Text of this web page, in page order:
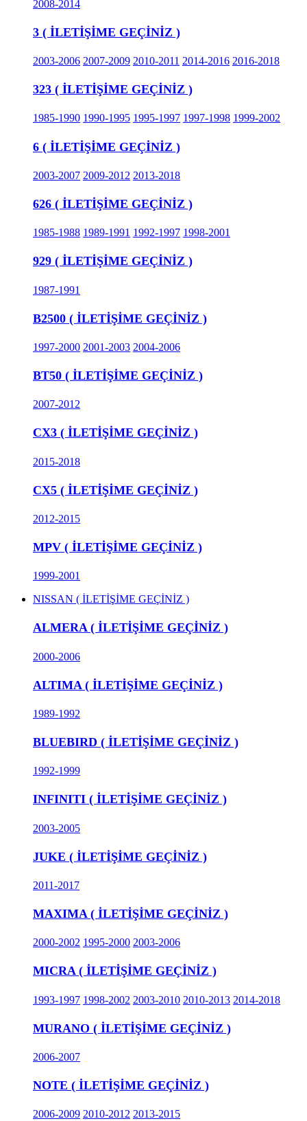
2008-2014
3 ( İLETİŞİME GEÇİNİZ )
2003-2006 2007-2009 2010-2011 2014-2016 2016-2018
323 ( İLETİŞİME GEÇİNİZ )
1985-1990 1990-1995 1995-1997 1997-1998 1999-2002
6 ( İLETİŞİME GEÇİNİZ )
2003-2007 2009-2012 2013-2018
626 ( İLETİŞİME GEÇİNİZ )
1985-1988 1989-1991 1992-1997 1998-2001
929 ( İLETİŞİME GEÇİNİZ )
1987-1991
B2500 ( İLETİŞİME GEÇİNİZ )
1997-2000 2001-2003 2004-2006
BT50 ( İLETİŞİME GEÇİNİZ )
2007-2012
CX3 ( İLETİŞİME GEÇİNİZ )
2015-2018
CX5 ( İLETİŞİME GEÇİNİZ )
2012-2015
MPV ( İLETİŞİME GEÇİNİZ )
1999-2001
NISSAN ( İLETİŞİME GEÇİNİZ )
ALMERA ( İLETİŞİME GEÇİNİZ )
2000-2006
ALTIMA ( İLETİŞİME GEÇİNİZ )
1989-1992
BLUEBIRD ( İLETİŞİME GEÇİNİZ )
1992-1999
INFINITI ( İLETİŞİME GEÇİNİZ )
2003-2005
JUKE ( İLETİŞİME GEÇİNİZ )
2011-2017
MAXIMA ( İLETİŞİME GEÇİNİZ )
2000-2002 1995-2000 2003-2006
MICRA ( İLETİŞİME GEÇİNİZ )
1993-1997 1998-2002 2003-2010 2010-2013 2014-2018
MURANO ( İLETİŞİME GEÇİNİZ )
2006-2007
NOTE ( İLETİŞİME GEÇİNİZ )
2006-2009 2010-2012 2013-2015